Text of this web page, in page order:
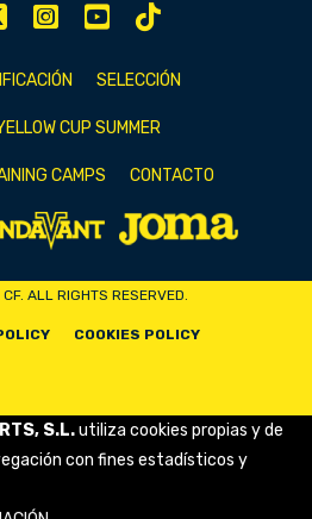
SELECCIÓN
CUP SUMMER
CAMPS CONTACTO
ALL RIGHTS RESERVED.
COOKIES POLICY
S.L.utiliza cookies propias y de
con fines estadísticos y